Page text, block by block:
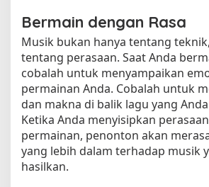
Bermain dengan Rasa
Musik bukan hanya tentang
tentang perasaan. Saat Anda
cobalah untuk menyampaikan
permainan Anda. Cobalah untuk
dan makna di balik lagu yang
Ketika Anda menyisipkan
permainan, penonton akan
yang lebih dalam terhadap musik
hasilkan.